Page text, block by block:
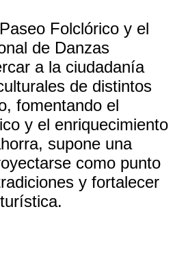
Folclórico y el
de Danzas
a la ciudadanía
de distintos
fomentando el
y el enriquecimiento
supone una
como punto
y fortalecer